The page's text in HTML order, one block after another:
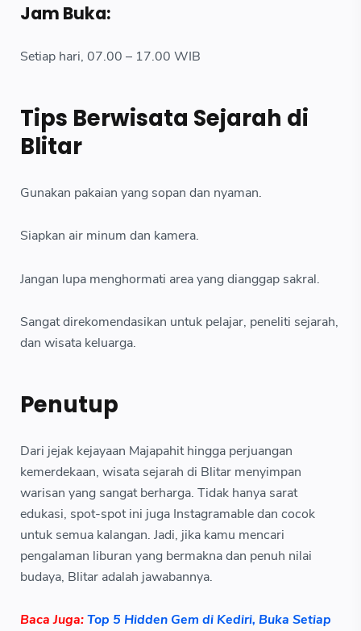
Jam Buka:
Setiap hari, 07.00 – 17.00 WIB
Tips Berwisata Sejarah di
Blitar
Gunakan pakaian yang sopan dan nyaman.
Siapkan air minum dan kamera.
Jangan lupa menghormati area yang dianggap sakral.
Sangat direkomendasikan untuk pelajar, peneliti sejarah,
dan wisata keluarga.
Penutup
Dari jejak kejayaan Majapahit hingga perjuangan
kemerdekaan, wisata sejarah di Blitar menyimpan
warisan yang sangat berharga. Tidak hanya sarat
edukasi, spot-spot ini juga Instagramable dan cocok
untuk semua kalangan. Jadi, jika kamu mencari
pengalaman liburan yang bermakna dan penuh nilai
budaya, Blitar adalah jawabannya.
Baca Juga:Top 5 Hidden Gem di Kediri, Buka Setiap